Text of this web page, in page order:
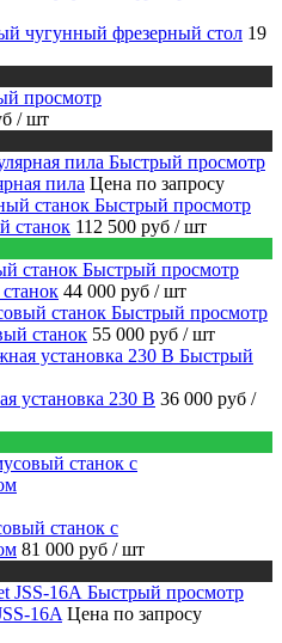
чугунный фрезерный стол 19
просмотр
/ шт
Быстрый просмотр
пила Цена по запросу
Быстрый просмотр
станок 112 500 руб / шт
Быстрый просмотр
44 000 руб / шт
Быстрый просмотр
станок 55 000 руб / шт
Быстрый
установка 230 В 36 000 руб /
станок с
81 000 руб / шт
Быстрый просмотр
16A Цена по запросу